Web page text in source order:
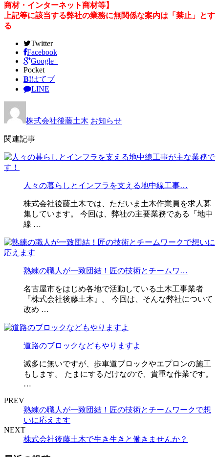
商材・インターネット商材等】
上記等に該当する弊社の業務に無関係な案内は「禁止」とす
る
Twitter
Facebook
Google+
Pocket
B!はてブ
LINE
株式会社後藤土木 お知らせ
関連記事
人々の暮らしとインフラを支える地中線工事…
株式会社後藤土木では、ただいま土木作業員を求人募
集しています。 今回は、弊社の主要業務である「地中
線 …
熟練の職人が一致団結！匠の技術とチームワ…
名古屋市をはじめ各地で活動している土木工事業者
『株式会社後藤土木』。 今回は、そんな弊社について
改め …
道路のブロックなどもやりますよ
滅多に無いですが、歩車道ブロックやエプロンの施工
もします。 たまにするだけなので、貴重な作業です。
…
PREV
熟練の職人が一致団結！匠の技術とチームワークで想
いに応えます
NEXT
株式会社後藤土木で生き生きと働きませんか？